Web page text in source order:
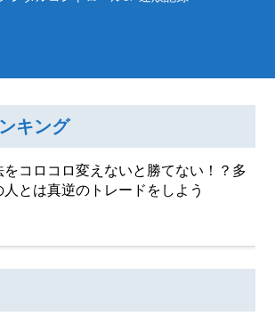
キング
をコロコロ変えないと勝てない！？多
人とは真逆のトレードをしよう